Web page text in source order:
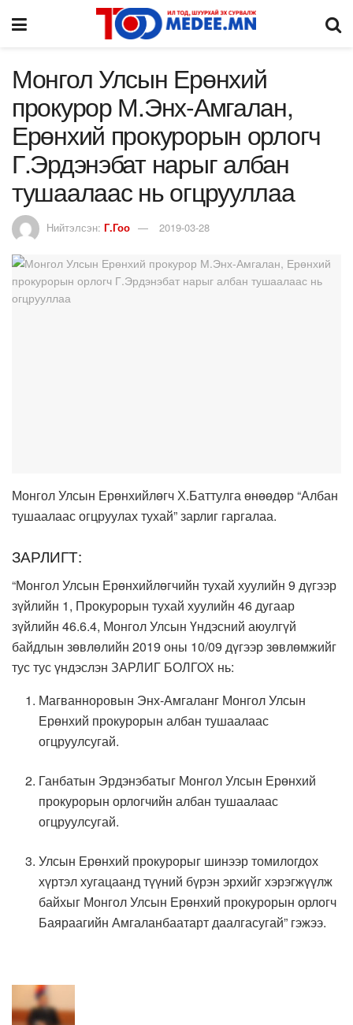
Монгол Улсын Ерөнхий
прокурор М.Энх-Амгалан,
Ерөнхий прокурорын орлогч
Г.Эрдэнэбат нарыг албан
тушаалаас нь огцрууллаа
Нийтэлсэн: Г.Гоо 2019-03-28
Монгол Улсын Ерөнхийлөгч Х.Баттулга өнөөдөр “Албан
тушаалаас огцруулах тухай” зарлиг гаргалаа.
ЗАРЛИГТ:
“Монгол Улсын Ерөнхийлөгчийн тухай хуулийн 9 дүгээр
зүйлийн 1, Прокурорын тухай хуулийн 46 дугаар
зүйлийн 46.6.4, Монгол Улсын Үндэсний аюулгүй
байдлын зөвлөлийн 2019 оны 10/09 дүгээр зөвлөмжийг
тус тус үндэслэн ЗАРЛИГ БОЛГОХ нь:
Магванноровын Энх-Амгаланг Монгол Улсын
Ерөнхий прокурорын албан тушаалаас
огцруулсугай.
Ганбатын Эрдэнэбатыг Монгол Улсын Ерөнхий
прокурорын орлогчийн албан тушаалаас
огцруулсугай.
Улсын Ерөнхий прокурорыг шинээр томилогдох
хүртэл хугацаанд түүний бүрэн эрхийг хэрэгжүүлж
байхыг Монгол Улсын Ерөнхий прокурорын орлогч
Баяраагийн Амгаланбаатарт даалгасугай” гэжээ.